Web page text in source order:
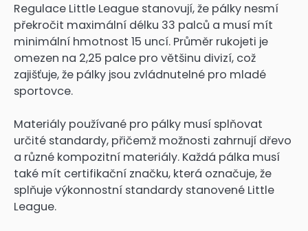
Regulace Little League stanovují, že pálky nesmí
překročit maximální délku 33 palců a musí mít
minimální hmotnost 15 uncí. Průměr rukojeti je
omezen na 2,25 palce pro většinu divizí, což
zajišťuje, že pálky jsou zvládnutelné pro mladé
sportovce.
Materiály používané pro pálky musí splňovat
určité standardy, přičemž možnosti zahrnují dřevo
a různé kompozitní materiály. Každá pálka musí
také mít certifikační značku, která označuje, že
splňuje výkonnostní standardy stanovené Little
League.